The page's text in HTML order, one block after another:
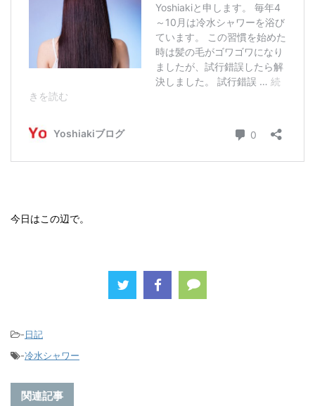
今日はこの辺で。
-日記
-冷水シャワー
関連記事